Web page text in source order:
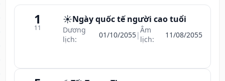
1
11
☀️Ngày quốc tế người cao tuổi
Dương
lịch:
01/10/2055|Âm
lịch:
11/08/2055